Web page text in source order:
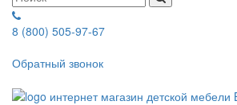
8 (800) 505-97-67
Обратный звонок